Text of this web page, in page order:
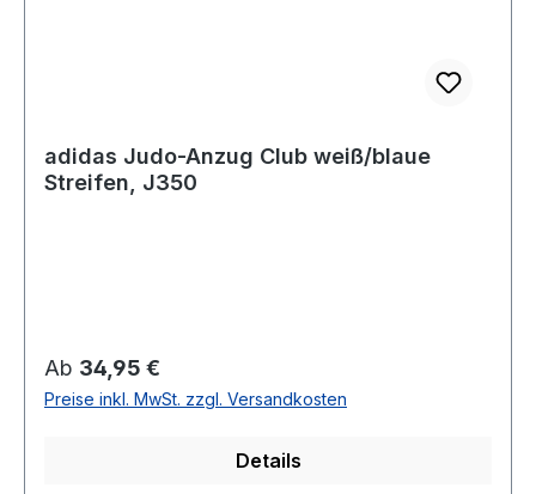
adidas Judo-Anzug Club weiß/blaue
Streifen, J350
Regulärer Preis:
Ab 34,95 €
Preise inkl. MwSt. zzgl. Versandkosten
Details